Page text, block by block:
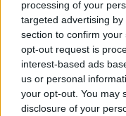
processing of your
targeted advertising
section to confirm
opt-out request is
interest-based ads
us or personal
your opt-out. You may
disclosure of your